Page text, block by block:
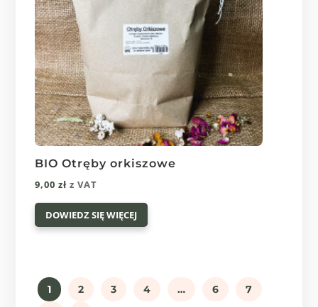
produktu
BIO Otręby orkiszowe
9,00zł z VAT
DOWIEDZ SIĘ WIĘCEJ
1 2 3 4 … 6 7